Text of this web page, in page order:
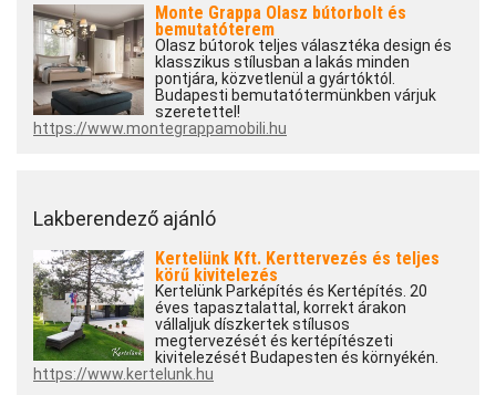
Monte Grappa Olasz bútorbolt és
bemutatóterem
Olasz bútorok teljes választéka design és
klasszikus stílusban a lakás minden
pontjára, közvetlenül a gyártóktól.
Budapesti bemutatótermünkben várjuk
szeretettel!
https://www.montegrappamobili.hu
Lakberendező ajánló
Kertelünk Kft. Kerttervezés és teljes
körű kivitelezés
Kertelünk Parképítés és Kertépítés. 20
éves tapasztalattal, korrekt árakon
vállaljuk díszkertek stílusos
megtervezését és kertépítészeti
kivitelezését Budapesten és környékén.
https://www.kertelunk.hu